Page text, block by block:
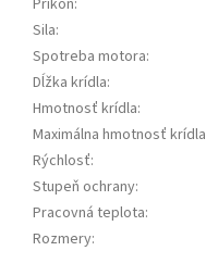
Sila:
Spotreba motora:
Dĺžka krídla:
Hmotnosť krídla:
Maximálna hmotnosť krídla
Rýchlosť:
Stupeň ochrany:
Pracovná teplota:
Rozmery: